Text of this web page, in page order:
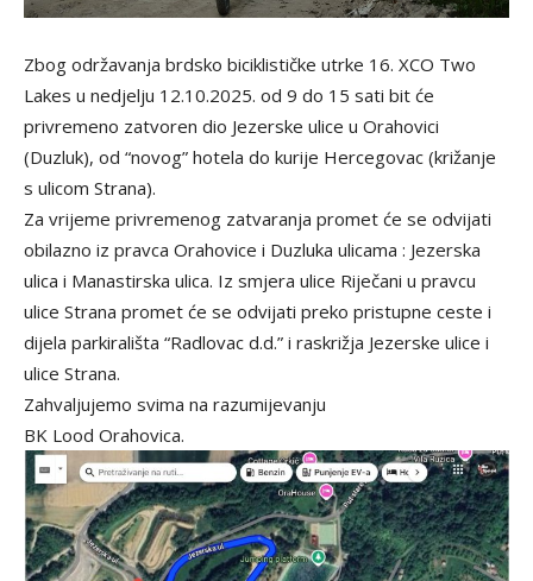
Zbog održavanja brdsko biciklističke utrke 16. XCO Two
Lakes u nedjelju 12.10.2025. od 9 do 15 sati bit će
privremeno zatvoren dio Jezerske ulice u Orahovici
(Duzluk), od “novog” hotela do kurije Hercegovac (križanje
s ulicom Strana).
Za vrijeme privremenog zatvaranja promet će se odvijati
obilazno iz pravca Orahovice i Duzluka ulicama : Jezerska
ulica i Manastirska ulica. Iz smjera ulice Riječani u pravcu
ulice Strana promet će se odvijati preko pristupne ceste i
dijela parkirališta “Radlovac d.d.” i raskrižja Jezerske ulice i
ulice Strana.
Zahvaljujemo svima na razumijevanju
BK Lood Orahovica.